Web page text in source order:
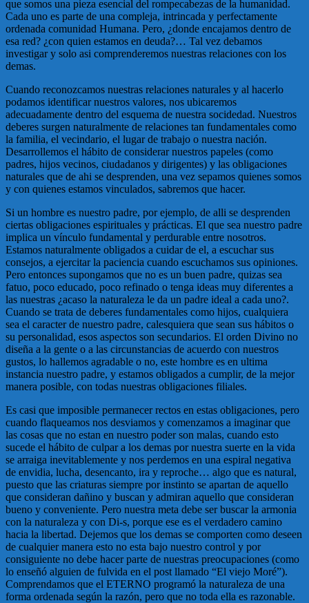
que somos una pieza esencial del rompecabezas de la humanidad.
Cada uno es parte de una compleja, intrincada y perfectamente
ordenada comunidad Humana. Pero, ¿donde encajamos dentro de
esa red? ¿con quien estamos en deuda?… Tal vez debamos
investigar y solo asi comprenderemos nuestras relaciones con los
demas.
Cuando reconozcamos nuestras relaciones naturales y al hacerlo
podamos identificar nuestros valores, nos ubicaremos
adecuadamente dentro del esquema de nuestra socidedad. Nuestros
deberes surgen naturalmente de relaciones tan fundamentales como
la familia, el vecindario, el lugar de trabajo o nuestra nación.
Desarrollemos el hábito de considerar nuestros papeles (como
padres, hijos vecinos, ciudadanos y dirigentes) y las obligaciones
naturales que de ahi se desprenden, una vez sepamos quienes somos
y con quienes estamos vinculados, sabremos que hacer.
Si un hombre es nuestro padre, por ejemplo, de alli se desprenden
ciertas obligaciones espirituales y prácticas. El que sea nuestro padre
implica un vínculo fundamental y perdurable entre nosotros.
Estamos naturalmente obligados a cuidar de el, a escuchar sus
consejos, a ejercitar la paciencia cuando escuchamos sus opiniones.
Pero entonces supongamos que no es un buen padre, quizas sea
fatuo, poco educado, poco refinado o tenga ideas muy diferentes a
las nuestras ¿acaso la naturaleza le da un padre ideal a cada uno?.
Cuando se trata de deberes fundamentales como hijos, cualquiera
sea el caracter de nuestro padre, calesquiera que sean sus hábitos o
su personalidad, esos aspectos son secundarios. El orden Divino no
diseña a la gente o a las circunstancias de acuerdo con nuestros
gustos, lo hallemos agradable o no, este hombre es en ultima
instancia nuestro padre, y estamos obligados a cumplir, de la mejor
manera posible, con todas nuestras obligaciones filiales.
Es casi que imposible permanecer rectos en estas obligaciones, pero
cuando flaqueamos nos desviamos y comenzamos a imaginar que
las cosas que no estan en nuestro poder son malas, cuando esto
sucede el hábito de culpar a los demas por nuestra suerte en la vida
se arraiga inevitablemente y nos perdemos en una espiral negativa
de envidia, lucha, desencanto, ira y reproche… algo que es natural,
puesto que las criaturas siempre por instinto se apartan de aquello
que consideran dañino y buscan y admiran aquello que consideran
bueno y conveniente. Pero nuestra meta debe ser buscar la armonia
con la naturaleza y con Di-s, porque ese es el verdadero camino
hacia la libertad. Dejemos que los demas se comporten como deseen
de cualquier manera esto no esta bajo nuestro control y por
consiguiente no debe hacer parte de nuestras preocupaciones (como
lo enseñó alguien de fulvida en el post llamado “El viejo Moré”).
Comprendamos que el ETERNO programó la naturaleza de una
forma ordenada según la razón, pero que no toda ella es razonable.